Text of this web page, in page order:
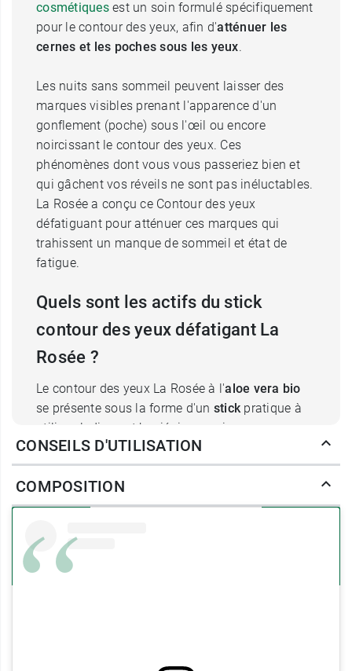
cosmétiquesest un soin formulé spécifiquement
pour le contour des yeux, afin d'atténuer les
cernes et les poches sous les yeux.
Les nuits sans sommeil peuvent laisser des
marques visibles prenant l'apparence d'un
gonflement (poche) sous l'œil ou encore
noircissant le contour des yeux. Ces
phénomènes dont vous vous passeriez bien et
qui gâchent vos réveils ne sont pas inéluctables.
La Rosée a conçu ce Contour des yeux
défatiguant pour atténuer ces marques qui
trahissent un manque de sommeil et état de
fatigue.
Quels sont les actifs du stick
contour des yeux défatigant La
Rosée ?
Le contour des yeux La Rosée à l'aloe vera bio
se présente sous la forme d'un stickpratique à
utiliser, ludique et hygiénique, qui procure un
effet frais décongestionnant
retendre la peau, la nourrir, la lisser et l'hydrater
naturellement.
entrent également dans la formule vont avoir un
effet liftant
vont agir en synergie pour
CONSEILS D'UTILISATION
COMPOSITION